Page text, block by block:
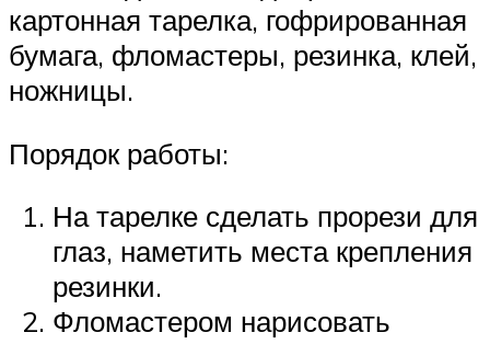
картонная тарелка, гофрированная
бумага, фломастеры, резинка, клей,
ножницы.
Порядок работы:
На тарелке сделать прорези для
глаз, наметить места крепления
резинки.
Фломастером нарисовать